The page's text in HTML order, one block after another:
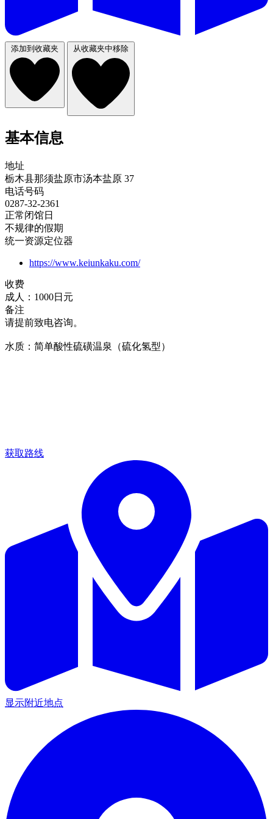
添加到收藏夹 从收藏夹中移除
基本信息
地址
栃木县那须盐原市汤本盐原 37
电话号码
0287-32-2361
正常闭馆日
不规律的假期
统一资源定位器
https://www.keiunkaku.com/
收费
成人：1000日元
备注
请提前致电咨询。
水质：简单酸性硫磺温泉（硫化氢型）
获取路线
显示附近地点